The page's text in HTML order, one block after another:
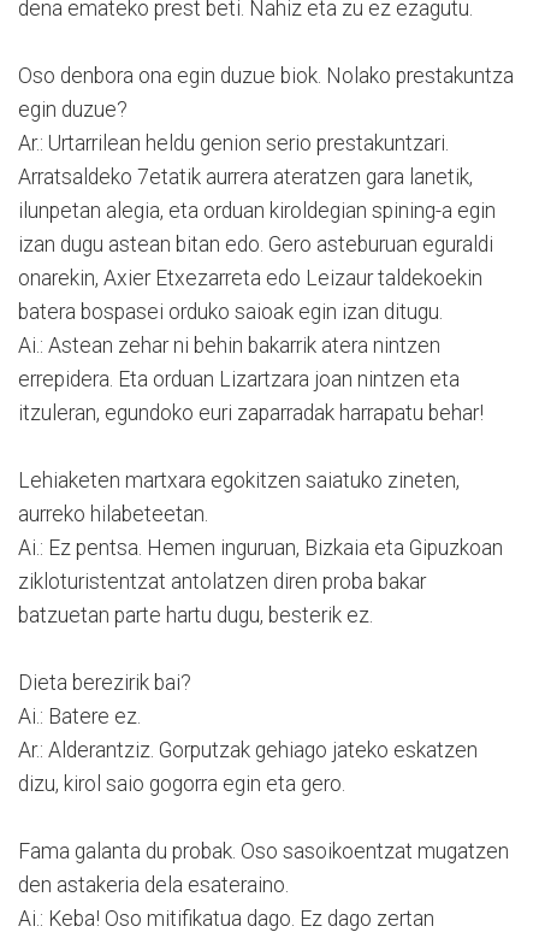
dena emateko prest beti. Nahiz eta zu ez ezagutu.
Oso denbora ona egin duzue biok. Nolako prestakuntza
egin duzue?
Ar.: Urtarrilean heldu genion serio prestakuntzari.
Arratsaldeko 7etatik aurrera ateratzen gara lanetik,
ilunpetan alegia, eta orduan kiroldegian spining-a egin
izan dugu astean bitan edo. Gero asteburuan eguraldi
onarekin, Axier Etxezarreta edo Leizaur taldekoekin
batera bospasei orduko saioak egin izan ditugu.
Ai.: Astean zehar ni behin bakarrik atera nintzen
errepidera. Eta orduan Lizartzara joan nintzen eta
itzuleran, egundoko euri zaparradak harrapatu behar!
Lehiaketen martxara egokitzen saiatuko zineten,
aurreko hilabeteetan.
Ai.: Ez pentsa. Hemen inguruan, Bizkaia eta Gipuzkoan
zikloturistentzat antolatzen diren proba bakar
batzuetan parte hartu dugu, besterik ez.
Dieta berezirik bai?
Ai.: Batere ez.
Ar.: Alderantziz. Gorputzak gehiago jateko eskatzen
dizu, kirol saio gogorra egin eta gero.
Fama galanta du probak. Oso sasoikoentzat mugatzen
den astakeria dela esateraino.
Ai.: Keba! Oso mitifikatua dago. Ez dago zertan